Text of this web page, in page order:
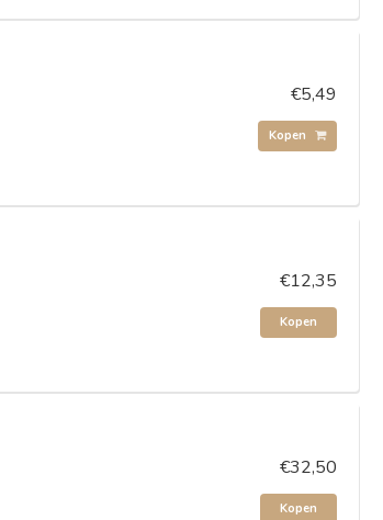
€5,49
Kopen
€12,35
Kopen
€32,50
Kopen